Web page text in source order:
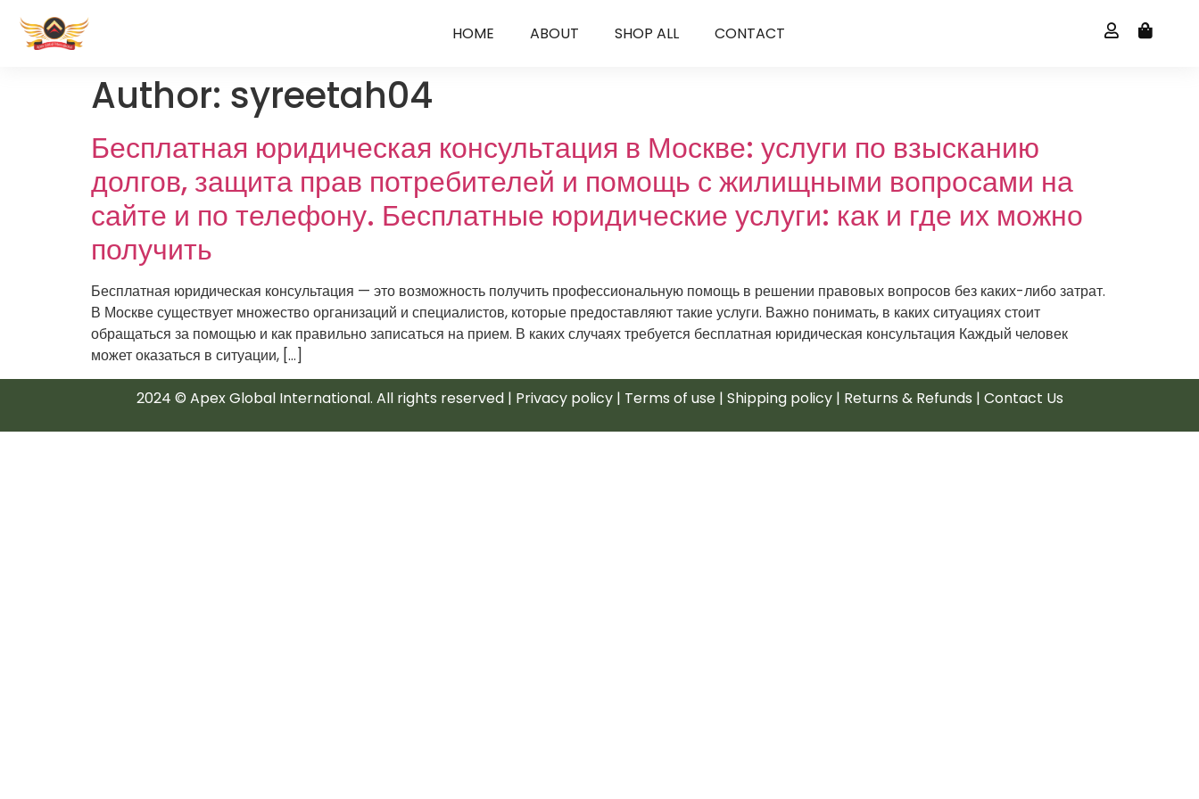
HOME ABOUT SHOP ALL CONTACT
Author: syreetah04
Бесплатная юридическая консультация в Москве: услуги по взысканию
долгов, защита прав потребителей и помощь с жилищными вопросами на
сайте и по телефону. Бесплатные юридические услуги: как и где их можно
получить
Бесплатная юридическая консультация — это возможность получить профессиональную помощь в решении правовых вопросов без каких-либо затрат.
В Москве существует множество организаций и специалистов, которые предоставляют такие услуги. Важно понимать, в каких ситуациях стоит
обращаться за помощью и как правильно записаться на прием. В каких случаях требуется бесплатная юридическая консультация Каждый человек
может оказаться в ситуации, […]
2024 © Apex Global International. All rights reserved | Privacy policy | Terms of use | Shipping policy | Returns & Refunds | Contact Us